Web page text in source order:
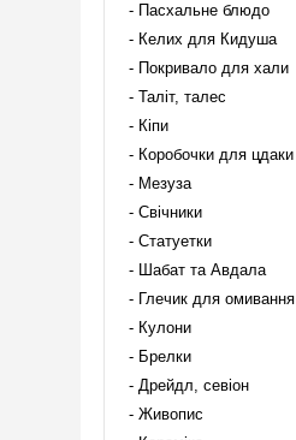
Пасхальне блюдо
Келих для Кидуша
Покривало для хали
Таліт, талес
Кіпи
Коробочки для цдаки
Мезуза
Свічники
Статуетки
Шабат та Авдала
Глечик для омивання
Кулони
Брелки
Дрейдл, севіон
Живопис